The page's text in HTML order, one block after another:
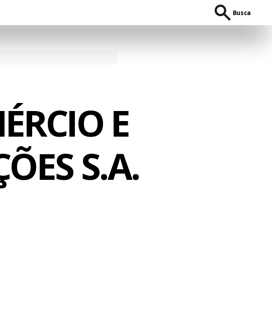
Busca
E
S.A.